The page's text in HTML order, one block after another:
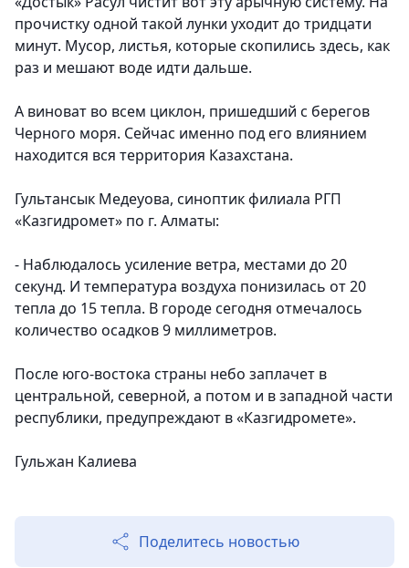
прочистку одной такой лунки уходит до тридцати
минут. Мусор, листья, которые скопились здесь, как
раз и мешают воде идти дальше.
А виноват во всем циклон, пришедший с берегов
Черного моря. Сейчас именно под его влиянием
находится вся территория Казахстана.
Гультансык Медеуова, синоптик филиала РГП
«Казгидромет» по г. Алматы:
- Наблюдалось усиление ветра, местами до 20
секунд. И температура воздуха понизилась от 20
тепла до 15 тепла. В городе сегодня отмечалось
количество осадков 9 миллиметров.
После юго-востока страны небо заплачет в
центральной, северной, а потом и в западной части
республики, предупреждают в «Казгидромете».
Гульжан Калиева
Поделитесь новостью